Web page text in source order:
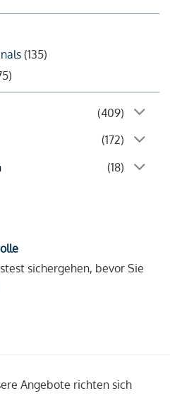
(135)
(409)
(172)
(18)
sichergehen, bevor Sie
Angebote richten sich